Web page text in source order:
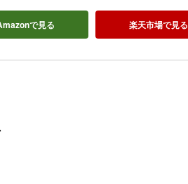
で見る 楽天市場で見る